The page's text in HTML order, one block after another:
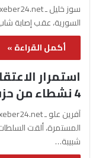
السورية، عقب إصابة
أكمل القراءة »
استمرار
4 نشطاء من حزب المساواة
المستمرة، ألقت
شبيبة…